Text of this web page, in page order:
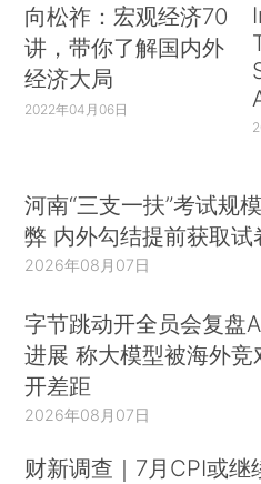
向松祚：宏观经济70
讲，带你了解国内外
经济大局
2022年04月06日
河南“三支一扶”考试规
弊 内外勾结提前获取试
2026年08月07日
字节跳动开全员会复盘
进展 称大模型被海外竞
开差距
2026年08月07日
财新调查｜7月CPI或继